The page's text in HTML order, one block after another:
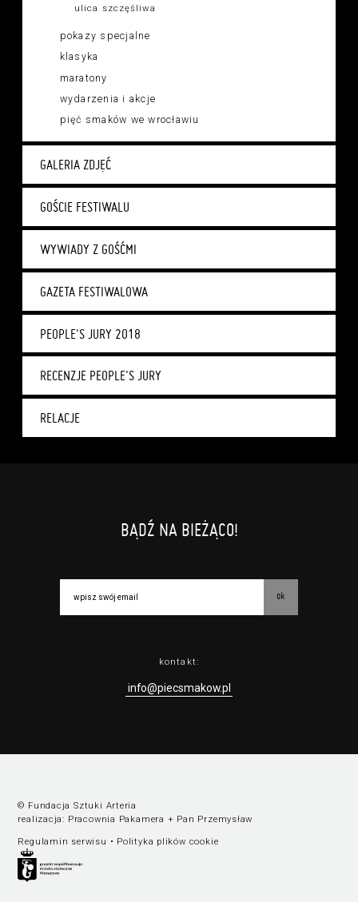
ulica szczęśliwa
pokazy specjalne
klasyka
maratony
wydarzenia i akcje
pięć smaków we wrocławiu
GALERIA ZDJĘĆ
GOŚCIE FESTIWALU
WYWIADY Z GOŚĆMI
GAZETA FESTIWALOWA
PEOPLE'S JURY 2018
RECENZJE PEOPLE'S JURY
RELACJE
BĄDŹ NA BIEŻĄCO!
ok
kontakt:
info@piecsmakow.pl
© Fundacja Sztuki Arteria
realizacja: Pracownia Pakamera + Pan Przemysław
Regulamin serwisu • Polityka plików cookie